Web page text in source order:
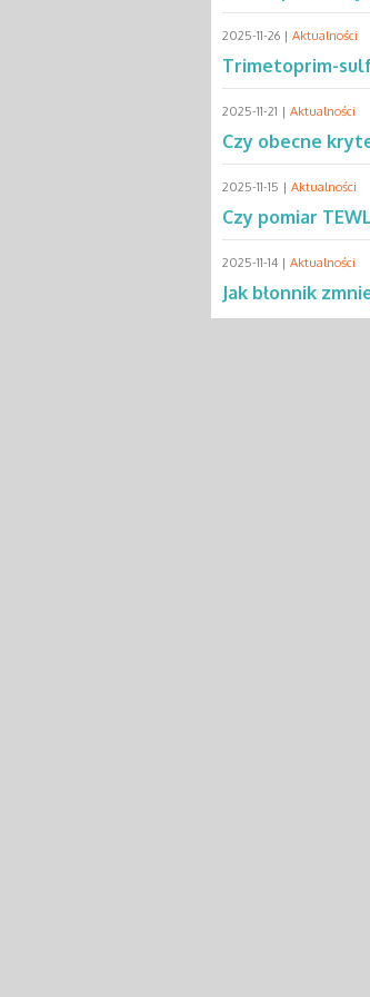
2025-11-26 | Aktualności
2025-11-21 | Aktualności
2025-11-15 | Aktualności
2025-11-14 | Aktualności